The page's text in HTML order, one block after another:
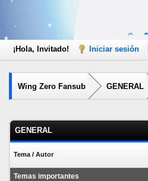
¡Hola, Invitado! Iniciar sesión
Wing Zero Fansub GENERAL
GENERAL
Tema / Autor
Temas importantes